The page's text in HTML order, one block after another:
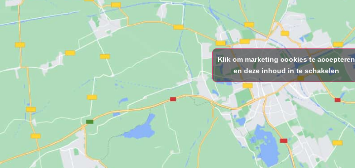
Klik om marketing cookies te accepteren
en deze inhoud in te schakelen